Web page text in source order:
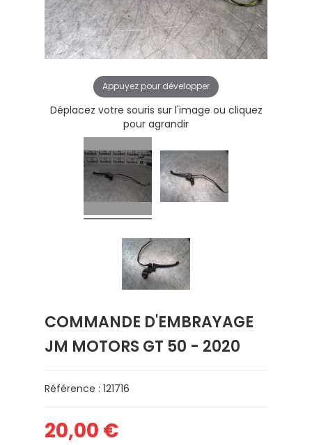
Appuyez pour développer
Déplacez votre souris sur l'image ou cliquez
pour agrandir
COMMANDE D'EMBRAYAGE
JM MOTORS GT 50 - 2020
Référence : 121716
20,00 €